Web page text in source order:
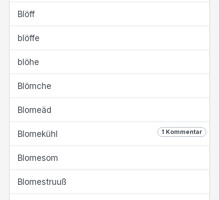
Blöff
blöffe
blöhe
Blömche
Blomeäd
1 Kommentar
Blomekühl
Blomesom
Blomestruuß